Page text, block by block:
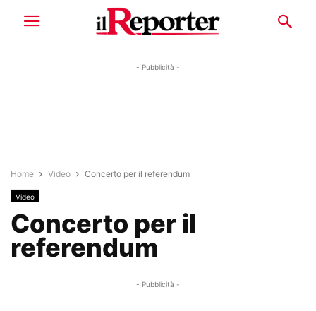
- Pubblicità -
Home Video Concerto per il referendum
Video
Concerto per il
referendum
- Pubblicità -